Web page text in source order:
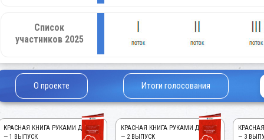
Список
участников 2025
О проекте Итоги голосования
КРАСНАЯ КНИГА РУКАМИ ДЕТЕЙ!
— 1 ВЫПУСК
КРАСНАЯ КНИГА РУКАМИ ДЕТЕЙ!
— 2 ВЫПУСК
— 3